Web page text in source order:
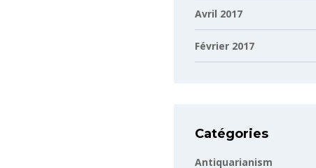
Avril 2017
Février 2017
Catégories
Antiquarianism